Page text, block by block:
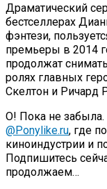
Драматический
бестселлерах
фэнтези,
премьеры в 2014
продолжат
ролях главных
Скелтон и Ричард
О! Пока не забыла.
@Ponylike.ru, где
киноиндустрии и
Подпишитесь
продолжаем…